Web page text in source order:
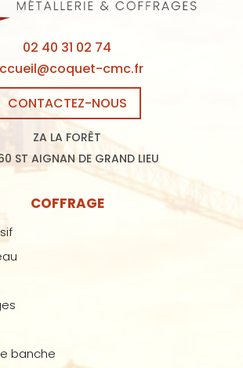
02 40 31 02 74
cmc.fr
CONTACTEZ-NOUS
ZA LA FORÊT
ST AIGNAN DE GRAND LIEU
COFFRAGE
banche